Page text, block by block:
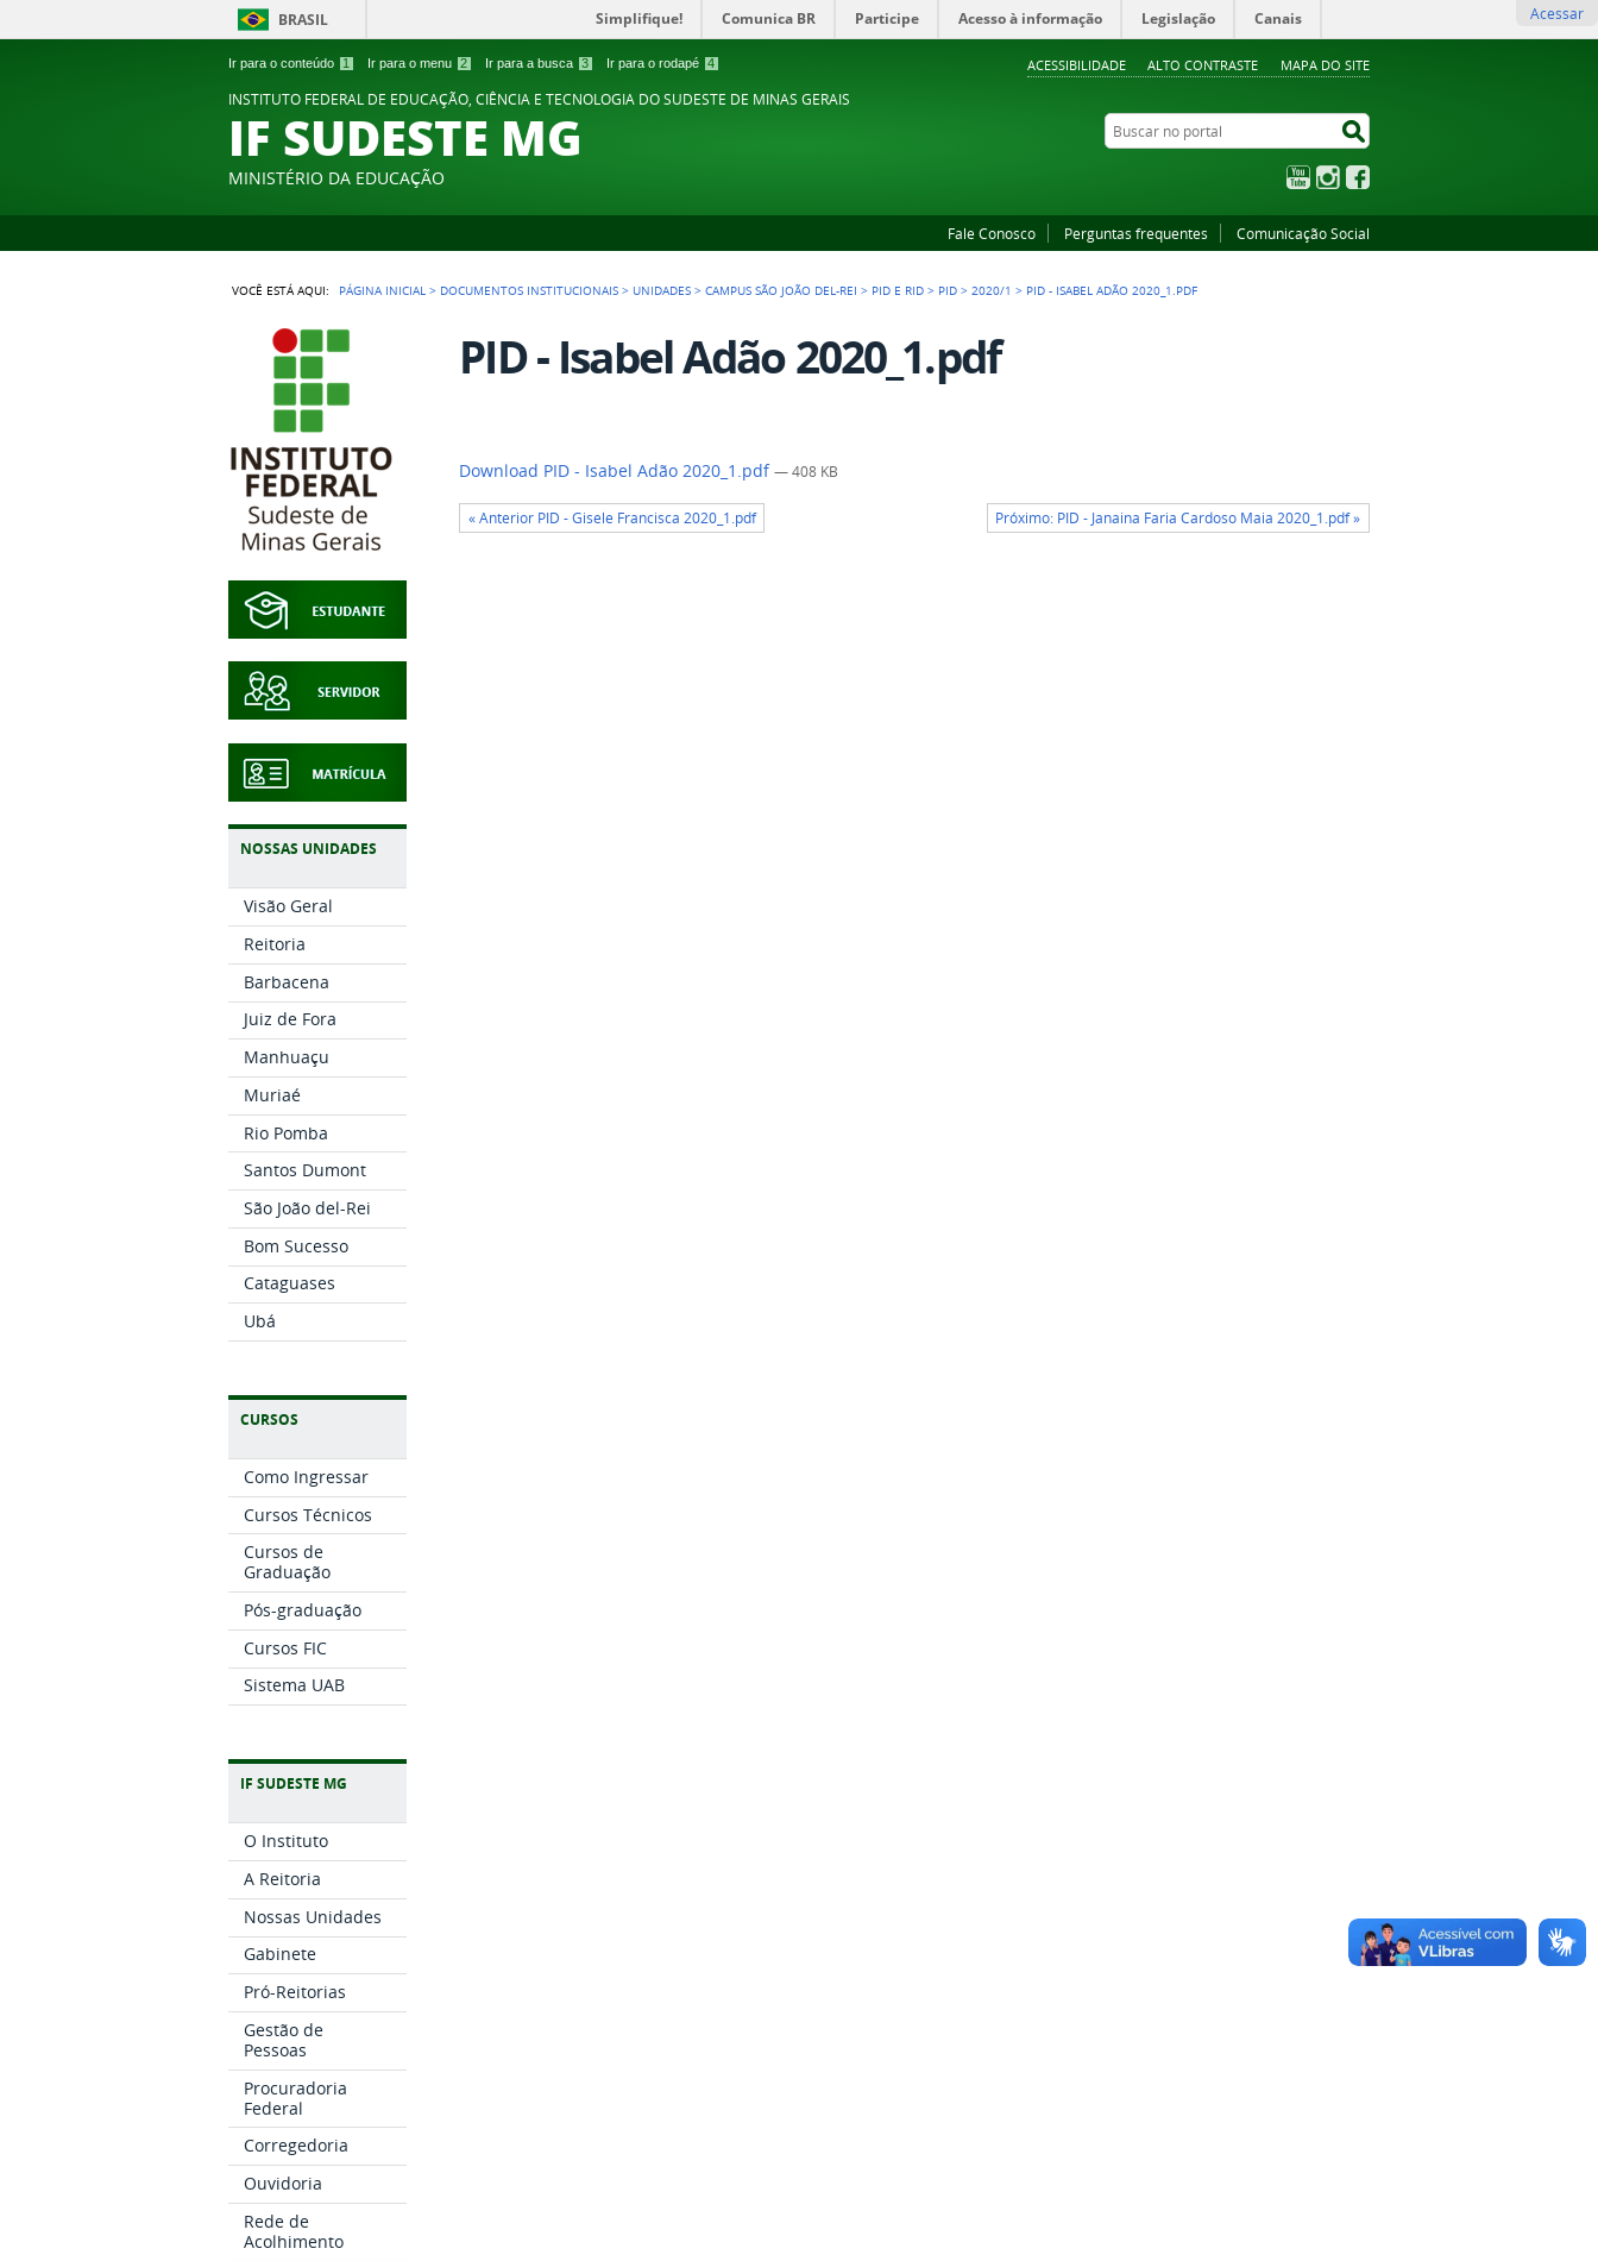
Ir para o conteúdo 1 Ir para o menu 2 Ir para a busca 3 Ir para o rodapé 4 ACESSIBILIDADE ALTO CONTRASTE MAPA DO SITE
BRASIL Simplifique! Comunica BR Participe Acesso à informação Legislação Canais Acessar
INSTITUTO FEDERAL DE EDUCAÇÃO, CIÊNCIA E TECNOLOGIA DO SUDESTE DE MINAS GERAIS
IF SUDESTE MG
MINISTÉRIO DA EDUCAÇÃO
Buscar no portal
YouTubeInstagram
Fale Conosco Perguntas frequentes Comunicação Social
VOCÊ ESTÁ AQUI: PÁGINA INICIAL > DOCUMENTOS INSTITUCIONAIS > UNIDADES >CAMPUS SÃO JOÃO DEL-REI > PID E RID > PID >2020/1 > PID - ISABEL ADÃO 2020_1.PDF
NOSSAS UNIDADES
Visão Geral
Reitoria
Barbacena
Juiz de Fora
Manhuaçu
Muriaé
Rio Pomba
Santos Dumont
São João del-Rei
Bom Sucesso
Cataguases
Ubá
CURSOS
Como Ingressar
Cursos Técnicos
Cursos de
Graduação
Pós-graduação
Cursos FIC
Sistema UAB
IF SUDESTE MG
O Instituto
A Reitoria
Nossas Unidades
Gabinete
Pró-Reitorias
Gestão de
Pessoas
Procuradoria
Federal
Corregedoria
Ouvidoria
Rede de
Acolhimento
PID - Isabel Adão 2020_1.pdf
Download PID - Isabel Adão 2020_1.pdf— 408 KB
« Anterior PID - Gisele Francisca 2020_1.pdf Próximo: PID - Janaina Faria Cardoso Maia 2020_1.pdf »